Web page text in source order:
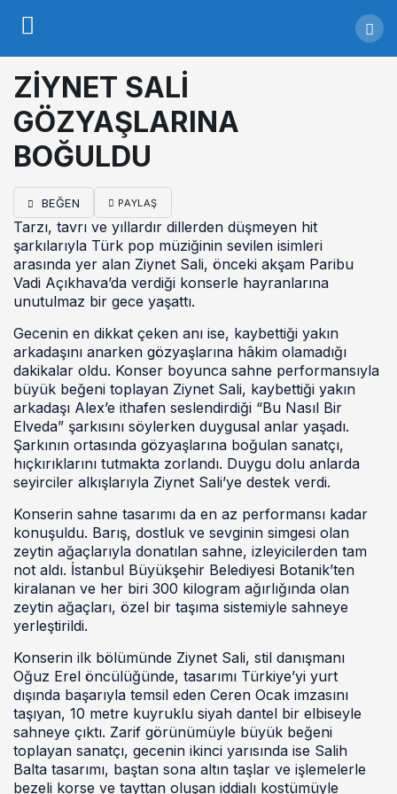
ZİYNET SALİ
GÖZYAŞLARINA
BOĞULDU
BEĞEN PAYLAŞ
Tarzı, tavrı ve yıllardır dillerden düşmeyen hit
şarkılarıyla Türk pop müziğinin sevilen isimleri
arasında yer alan Ziynet Sali, önceki akşam Paribu
Vadi Açıkhava’da verdiği konserle hayranlarına
unutulmaz bir gece yaşattı.
Gecenin en dikkat çeken anı ise, kaybettiği yakın
arkadaşını anarken gözyaşlarına hâkim olamadığı
dakikalar oldu. Konser boyunca sahne performansıyla
büyük beğeni toplayan Ziynet Sali, kaybettiği yakın
arkadaşı Alex’e ithafen seslendirdiği “Bu Nasıl Bir
Elveda” şarkısını söylerken duygusal anlar yaşadı.
Şarkının ortasında gözyaşlarına boğulan sanatçı,
hıçkırıklarını tutmakta zorlandı. Duygu dolu anlarda
seyirciler alkışlarıyla Ziynet Sali’ye destek verdi.
Konserin sahne tasarımı da en az performansı kadar
konuşuldu. Barış, dostluk ve sevginin simgesi olan
zeytin ağaçlarıyla donatılan sahne, izleyicilerden tam
not aldı. İstanbul Büyükşehir Belediyesi Botanik’ten
kiralanan ve her biri 300 kilogram ağırlığında olan
zeytin ağaçları, özel bir taşıma sistemiyle sahneye
yerleştirildi.
Konserin ilk bölümünde Ziynet Sali, stil danışmanı
Oğuz Erel öncülüğünde, tasarımı Türkiye’yi yurt
dışında başarıyla temsil eden Ceren Ocak imzasını
taşıyan, 10 metre kuyruklu siyah dantel bir elbiseyle
sahneye çıktı. Zarif görünümüyle büyük beğeni
toplayan sanatçı, gecenin ikinci yarısında ise Salih
Balta tasarımı, baştan sona altın taşlar ve işlemelerle
bezeli korse ve tayttan oluşan iddialı kostümüyle